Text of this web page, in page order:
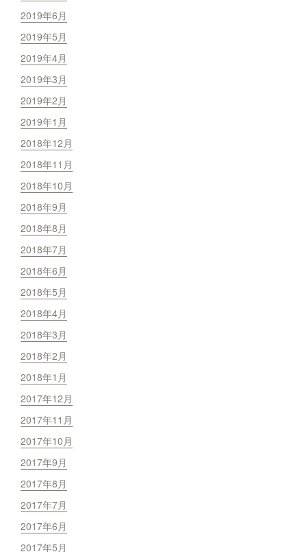
2019年6月
2019年5月
2019年4月
2019年3月
2019年2月
2019年1月
2018年12月
2018年11月
2018年10月
2018年9月
2018年8月
2018年7月
2018年6月
2018年5月
2018年4月
2018年3月
2018年2月
2018年1月
2017年12月
2017年11月
2017年10月
2017年9月
2017年8月
2017年7月
2017年6月
2017年5月